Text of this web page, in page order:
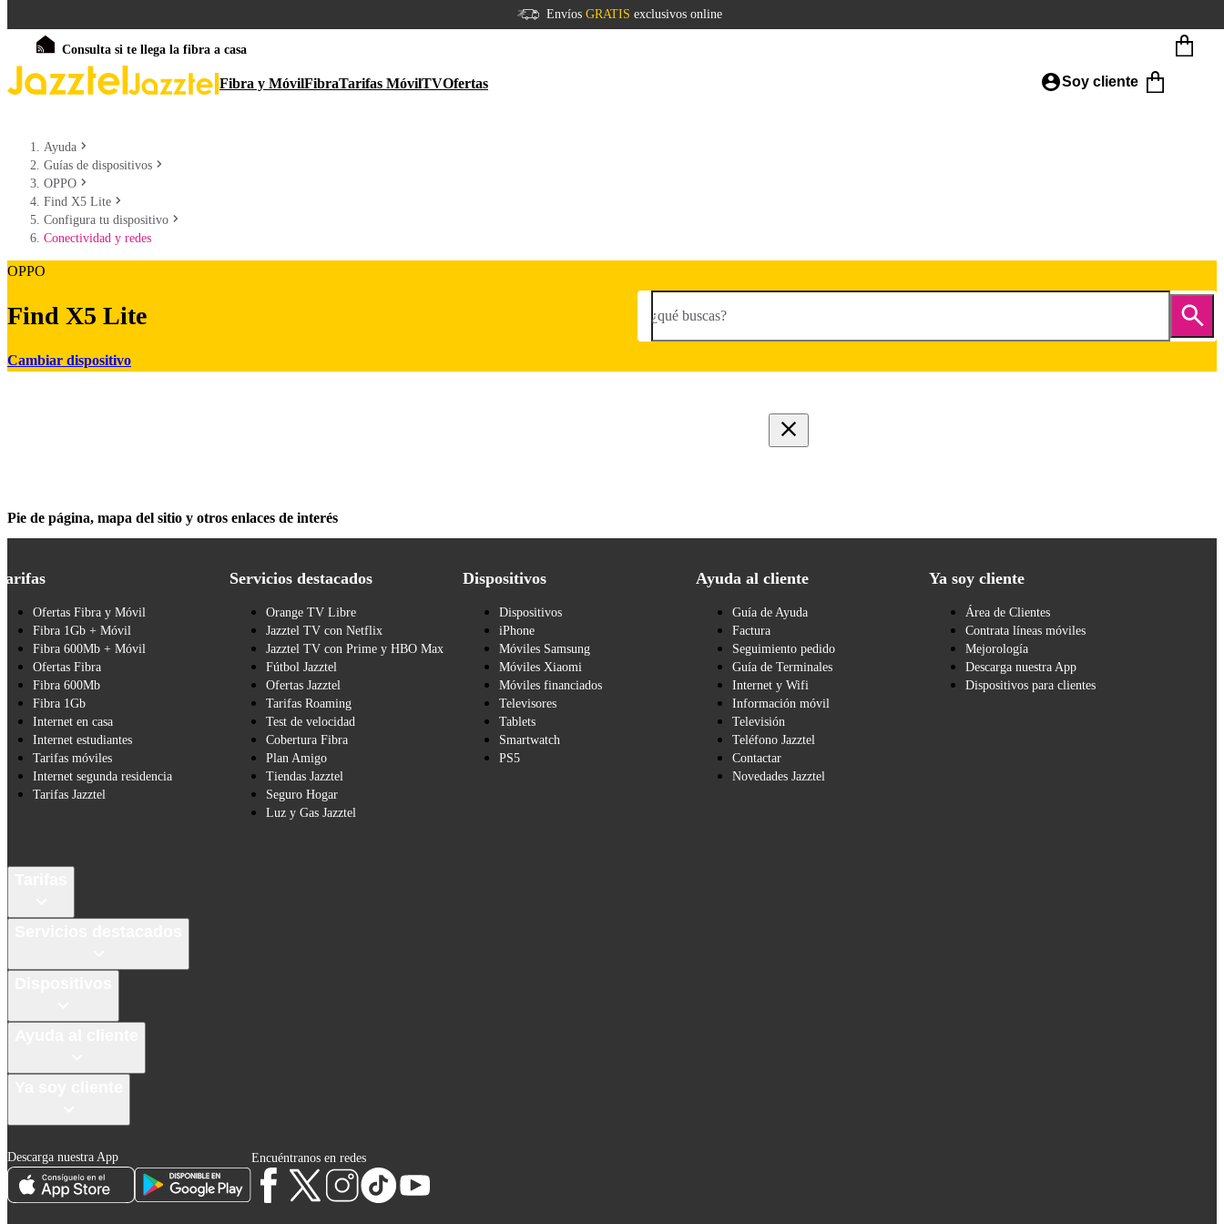
Envíos GRATIS exclusivos online
Consulta si te llega la fibra a casa
Fibra y MóvilFibraTarifas MóvilTVOfertas Soy cliente
Ayuda
Guías de dispositivos
OPPO
Find X5 Lite
Configura tu dispositivo
Conectividad y redes
OPPO
Find X5 Lite
Cambiar dispositivo
¿qué buscas?
Pie de página, mapa del sitio y otros enlaces de interés
Ofertas Fibra y Móvil
Fibra 1Gb + Móvil
Fibra 600Mb + Móvil
Ofertas Fibra
Fibra 600Mb
Fibra 1Gb
Internet en casa
Internet estudiantes
Tarifas móviles
Internet segunda residencia
Tarifas Jazztel
Servicios destacados
Orange TV Libre
Jazztel TV con Netflix
Jazztel TV con Prime y HBO Max
Fútbol Jazztel
Ofertas Jazztel
Tarifas Roaming
Test de velocidad
Cobertura Fibra
Plan Amigo
Tiendas Jazztel
Seguro Hogar
Luz y Gas Jazztel
Dispositivos
Dispositivos
iPhone
Móviles Samsung
Móviles Xiaomi
Móviles financiados
Televisores
Tablets
Smartwatch
PS5
Ayuda al cliente
Guía de Ayuda
Factura
Seguimiento pedido
Guía de Terminales
Internet y Wifi
Información móvil
Televisión
Teléfono Jazztel
Contactar
Novedades Jazztel
Ya soy cliente
Área de Clientes
Contrata líneas móviles
Mejorología
Descarga nuestra App
Dispositivos para clientes
Descarga nuestra App Encuéntranos en redes